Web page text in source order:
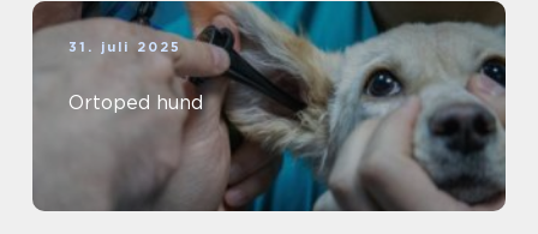
31. juli 2025
Ortoped hund